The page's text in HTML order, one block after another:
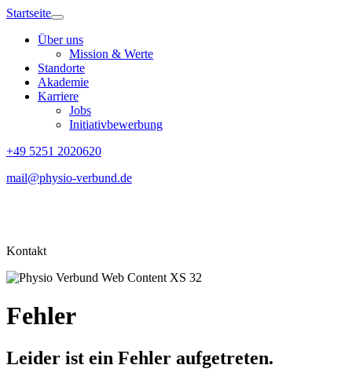
Startseite
Über uns
Mission & Werte
Standorte
Akademie
Karriere
Jobs
Initiativbewerbung
+49 5251 2020620
mail@physio-verbund.de
Kontakt
Fehler
Leider ist ein Fehler aufgetreten.